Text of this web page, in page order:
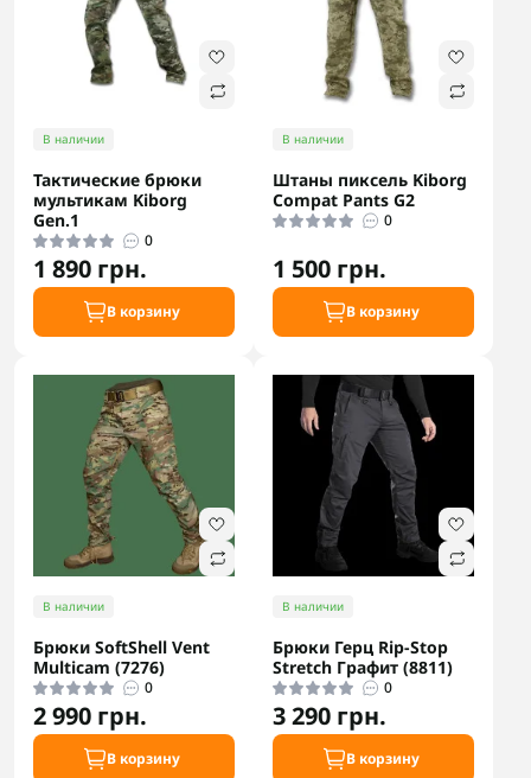
В наличии
Тактические брюки
мультикам Kiborg
Gen.1
0
1 890 грн.
В корзину
В наличии
Штаны пиксель Kiborg
Compat Pants G2
0
1 500 грн.
В корзину
В наличии
Брюки SoftShell Vent
Multicam (7276)
0
2 990 грн.
В корзину
В наличии
Брюки Герц Rip-Stop
Stretch Графит (8811)
0
3 290 грн.
В корзину